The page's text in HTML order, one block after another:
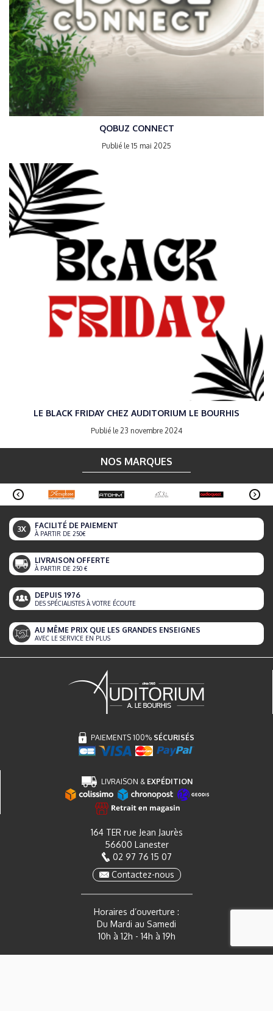
QOBUZ CONNECT
Publié le 15 mai 2025
LE BLACK FRIDAY CHEZ AUDITORIUM LE BOURHIS
Publié le 23 novembre 2024
NOS MARQUES
FACILITÉ DE PAIEMENT
À PARTIR DE 250€
LIVRAISON OFFERTE
À PARTIR DE 250 €
DEPUIS 1976
DES SPÉCIALISTES À VOTRE ÉCOUTE
AU MÊME PRIX QUE LES GRANDES ENSEIGNES
AVEC LE SERVICE EN PLUS
PAIEMENTS 100% SÉCURISÉS
LIVRAISON & EXPÉDITION
164 TER rue Jean Jaurès
56600 Lanester
02 97 76 15 07
Contactez-nous
Horaires d’ouverture :
Du Mardi au Samedi
10h à 12h - 14h à 19h